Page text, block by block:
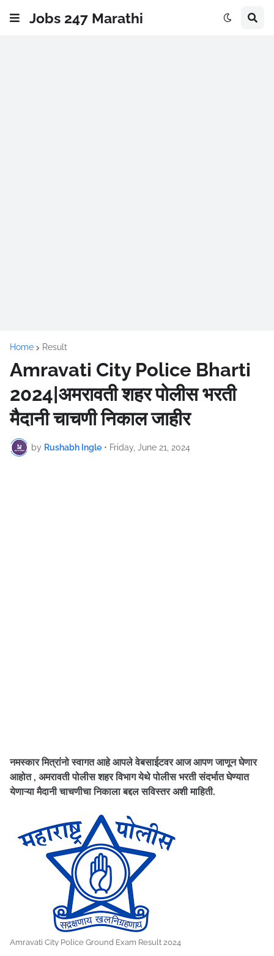
Jobs 247 Marathi
Home Result
Amravati City Police Bharti
2024|अमरावती शहर पोलीस भरती
मैदानी चाचणी निकाल जाहीर
by Rushabh Ingle • Friday, June 21, 2024
नमस्कार मित्रांनो स्वागत आहे आपले वेबसाईटवर आज आपण जाणून घेणार
आहोत , अमरावती पोलीस शहर विभाग येथे पोलीस भरती संदर्भात घेण्यात
येणाऱ्या मैदानी चाचणीचा निकाला बद्दल सविस्तर अशी माहिती.
Amravati City Police Ground Exam Result 2024